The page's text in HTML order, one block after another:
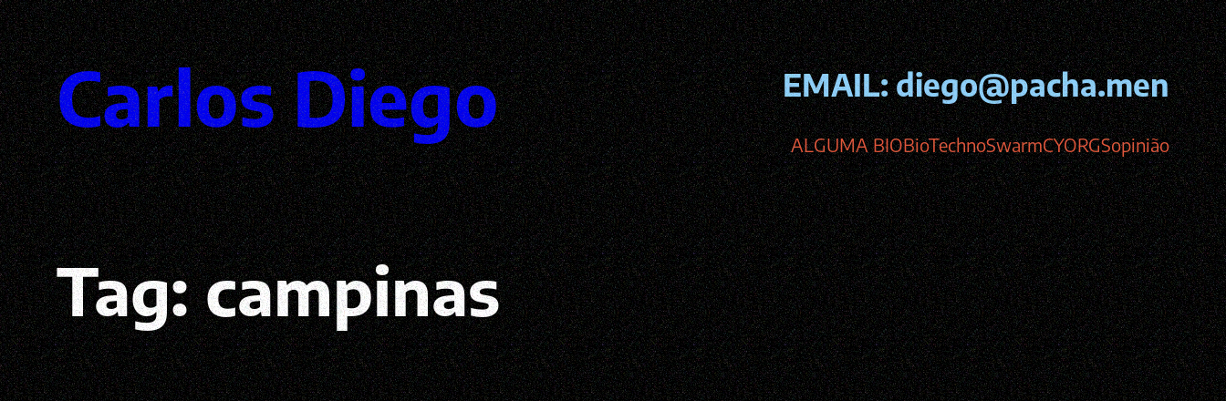
Pular
para
o
conteúdo
Carlos Diego EMAIL:diego@pacha.men
ALGUMA BIOBioTechnoSwarmCYORGSopinião
Tag:campinas